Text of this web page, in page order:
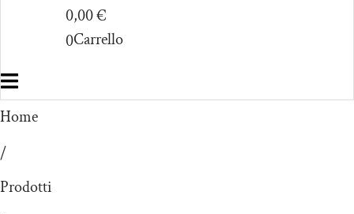
0,00€
0Carrello
Home
/
Prodotti